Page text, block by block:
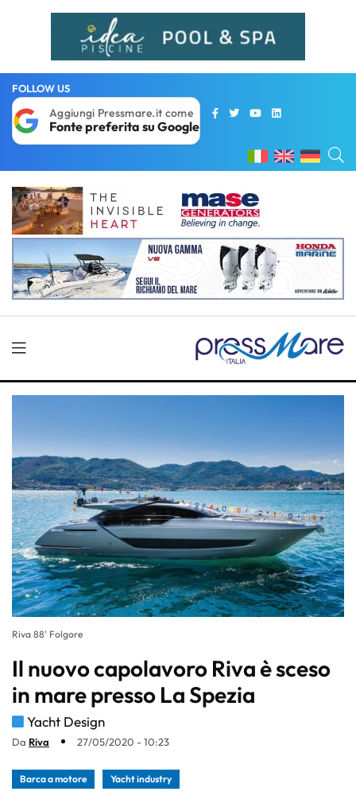
FOLLOW US
Aggiungi Pressmare.it come
Fonte preferita su Google
Riva 88' Folgore
Il nuovo capolavoro Riva è sceso
in mare presso La Spezia
Yacht Design
Da Riva 27/05/2020 - 10:23
Barca a motore Yacht industry